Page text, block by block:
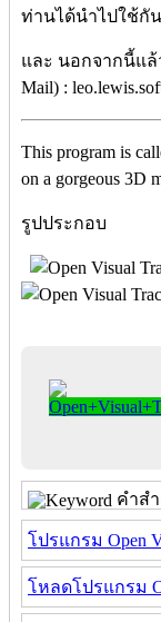
ท่านได้นำไปใช้กั
และ นอกจากนี้แ
Mail) :
This program is
on a gorgeous 3D
รูปประกอบ
คำส
โปรแกรม Open
โหลดโปรแกรม